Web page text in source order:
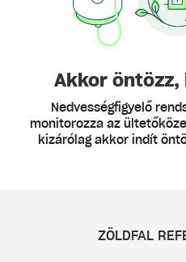
Akkor öntözz,
Nedvességfigyelő
monitorozza az
kizárólag akkor indít
ZÖLDFAL